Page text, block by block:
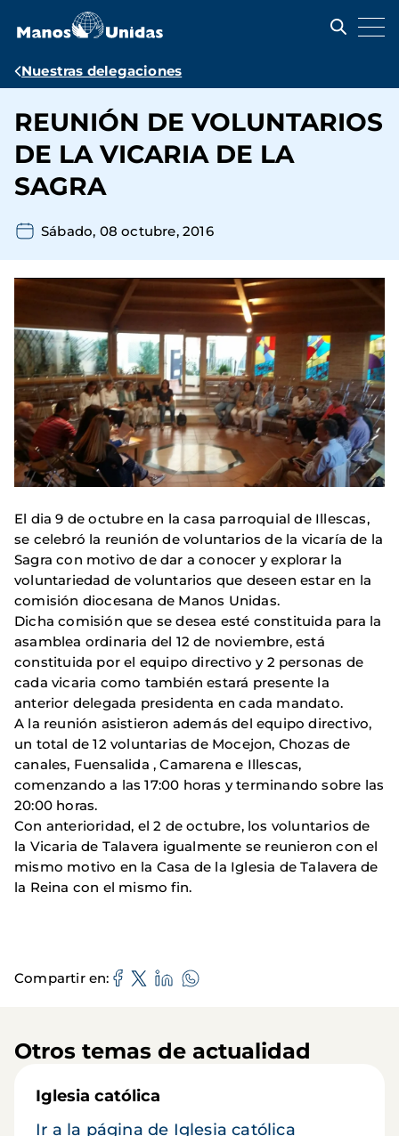
contenido
Ruta
navegación
Nuestras delegaciones
REUNIÓN DE VOLUNTARIOS
DE LA VICARIA DE LA
SAGRA
Sábado, 08 octubre, 2016
El dia 9 de octubre en la casa parroquial de Illescas,
se celebró la reunión de voluntarios de la vicaría de la
Sagra con motivo de dar a conocer y explorar la
voluntariedad de voluntarios que deseen estar en la
comisión diocesana de Manos Unidas.
Dicha comisión que se desea esté constituida para la
asamblea ordinaria del 12 de noviembre, está
constituida por el equipo directivo y 2 personas de
cada vicaria como también estará presente la
anterior delegada presidenta en cada mandato.
A la reunión asistieron además del equipo directivo,
un total de 12 voluntarias de Mocejon, Chozas de
canales, Fuensalida , Camarena e Illescas,
comenzando a las 17:00 horas y terminando sobre las
20:00 horas.
Con anterioridad, el 2 de octubre, los voluntarios de
la Vicaria de Talavera igualmente se reunieron con el
mismo motivo en la Casa de la Iglesia de Talavera de
la Reina con el mismo fin.
Compartir en
Otros temas de actualidad
Iglesia católica
Ir a la página de Iglesia católica